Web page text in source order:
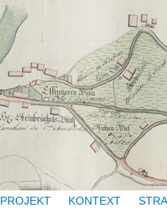
PROJEKT KONTEXT